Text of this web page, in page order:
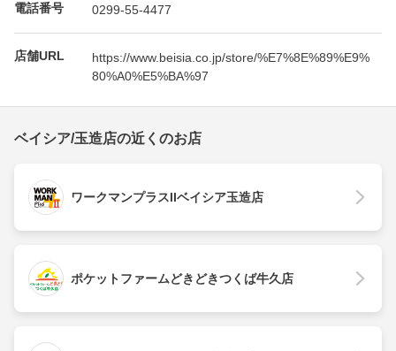
電話番号 0299-55-4477
店舗URL
https://www.beisia.co.jp/store/%E7%8E%89%E9%
80%A0%E5%BA%97
ベイシア/玉造店の近くのお店
ワークマンプラスIIベイシア玉造店
ポケットファームどきどきつくば牛久店